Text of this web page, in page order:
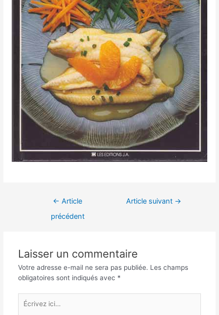
Navigation← Article
précédent
Article suivant →
Laisser un commentaire
Votre adresse e-mail ne sera pas publiée. Les champs
obligatoires sont indiqués avec *
Écrivez
ici…